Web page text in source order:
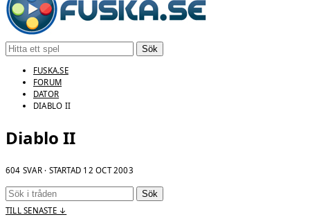
Sök
FUSKA.SE
FORUM
DATOR
DIABLO II
Diablo II
604 SVAR · STARTAD 12 OCT 2003
Sök
TILL SENASTE ↓